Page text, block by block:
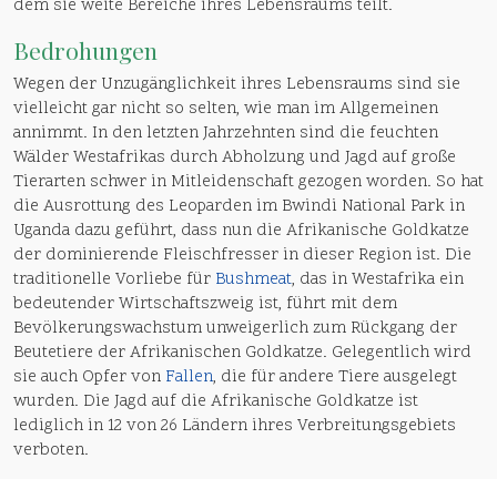
dem sie weite Bereiche ihres Lebensraums teilt.
Bedrohungen
Wegen der Unzugänglichkeit ihres Lebensraums sind sie
vielleicht gar nicht so selten, wie man im Allgemeinen
annimmt. In den letzten Jahrzehnten sind die feuchten
Wälder Westafrikas durch Abholzung und Jagd auf große
Tierarten schwer in Mitleidenschaft gezogen worden. So hat
die Ausrottung des Leoparden im Bwindi National Park in
Uganda dazu geführt, dass nun die Afrikanische Goldkatze
der dominierende Fleischfresser in dieser Region ist. Die
traditionelle Vorliebe für Bushmeat, das in Westafrika ein
bedeutender Wirtschaftszweig ist, führt mit dem
Bevölkerungswachstum unweigerlich zum Rückgang der
Beutetiere der Afrikanischen Goldkatze. Gelegentlich wird
sie auch Opfer von Fallen, die für andere Tiere ausgelegt
wurden. Die Jagd auf die Afrikanische Goldkatze ist
lediglich in 12 von 26 Ländern ihres Verbreitungsgebiets
verboten.